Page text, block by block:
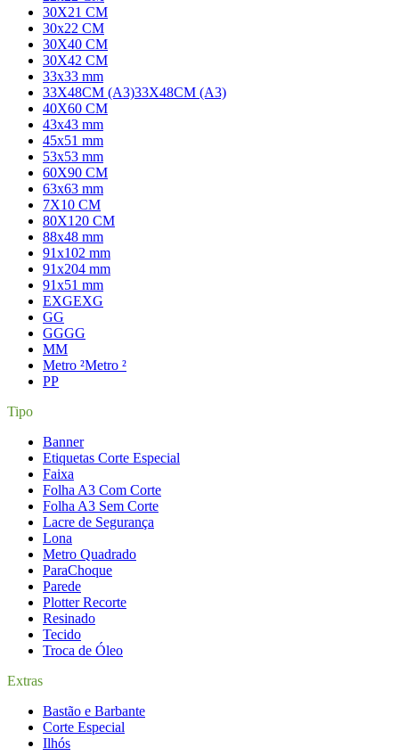
30X21 CM
30x22 CM
30X40 CM
30X42 CM
33x33 mm
33X48CM (A3)33X48CM (A3)
40X60 CM
43x43 mm
45x51 mm
53x53 mm
60X90 CM
63x63 mm
7X10 CM
80X120 CM
88x48 mm
91x102 mm
91x204 mm
91x51 mm
EXGEXG
GG
GGGG
MM
Metro ²Metro ²
PP
Tipo
Banner
Etiquetas Corte Especial
Faixa
Folha A3 Com Corte
Folha A3 Sem Corte
Lacre de Segurança
Lona
Metro Quadrado
ParaChoque
Parede
Plotter Recorte
Resinado
Tecido
Troca de Óleo
Extras
Bastão e Barbante
Corte Especial
Ilhós